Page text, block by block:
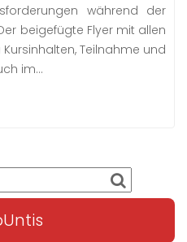
während der
beigefügte Flyer mit allen
Teilnahme und
im…